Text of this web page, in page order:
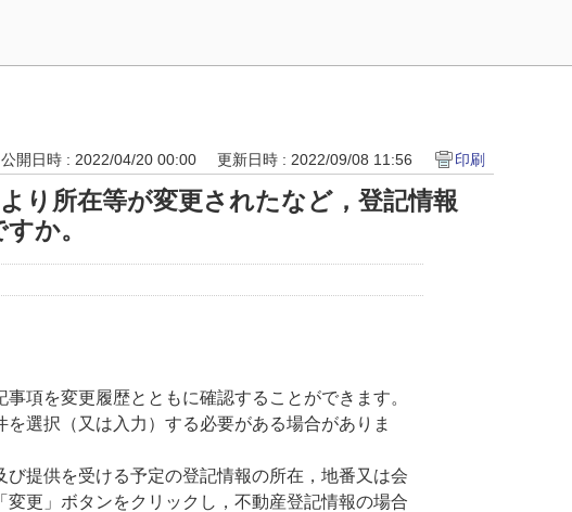
公開日時 : 2022/04/20 00:00 更新日時 : 2022/09/08 11:56 印刷
り所在等が変更されたなど，登記情報
か。
項を変更履歴とともに確認することができます。
選択（又は入力）する必要がある場合がありま
提供を受ける予定の登記情報の所在，地番又は会
更」ボタンをクリックし，不動産登記情報の場合